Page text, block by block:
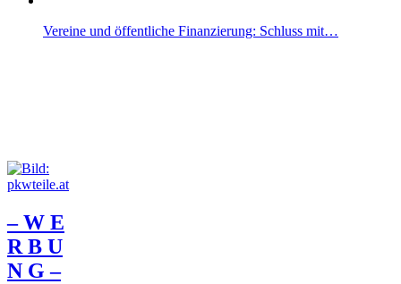
Vereine und öffentliche Finanzierung: Schluss mit…
– W Ε
R Β U
Ν G –